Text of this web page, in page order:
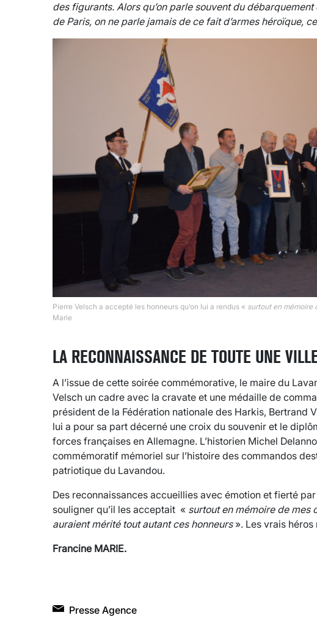
des figurants. Alors qu’on parle souvent du
de Paris, on ne parle jamais de ce fait d’armes héroïque,
Pierre Velsch a accepté les honneurs qu’on lui a rendus « surtout en mémoire
Marie
LA RECONNAISSANCE DE TOUTE UNE
A l’issue de cette soirée commémorative, le maire du
Velsch un cadre avec la cravate et une médaille de
président de la Fédération nationale des Harkis, Bertrand
lui a pour sa part décerné une croix du souvenir et le
forces françaises en Allemagne. L’historien Michel
commémoratif mémoriel sur l’histoire des commandos
patriotique du Lavandou.
Des reconnaissances accueillies avec émotion et fierté
souligner qu’il les acceptait « surtout en mémoire de mes
auraient mérité tout autant ces honneurs». Les vrais héros
Francine MARIE.
Presse Agence